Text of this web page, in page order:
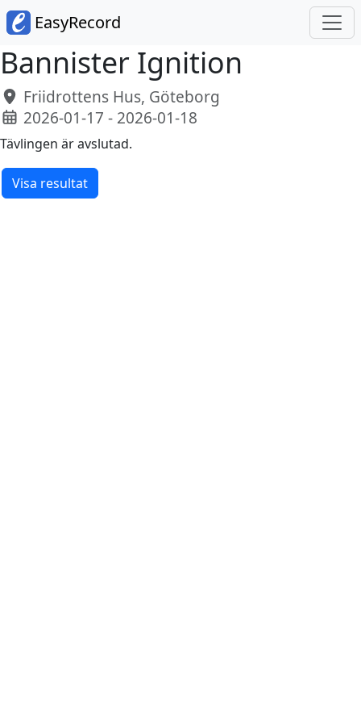
EasyRecord
Bannister Ignition
Friidrottens Hus, Göteborg
2026-01-17 - 2026-01-18
Tävlingen är avslutad.
Visa resultat